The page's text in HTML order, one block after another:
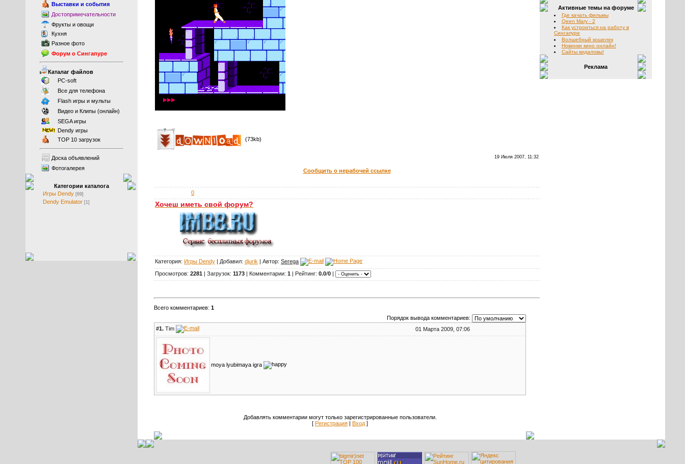
Выставки и события
Достопримечательности
Фрукты и овощи
Кухня
Разное фото
Форум о Сингапуре
Каталаг файлов
PC-soft
Все для телефона
Flash игры и мульты
Видео и Клипы (онлайн)
SEGA игры
Dendy игры
TOP 10 загрузок
Доска объявлений
Фотогалерея
Категории каталога
Игры Dendy [69]
Dendy Emulator [1]
(73kb)
19 Июля 2007, 11:32
Сообщить о нерабочей ссылке
0
Хочеш иметь свой форум?
Категория: Игры Dendy | Добавил: djurik | Автор: Serega
Просмотров: 2281 | Загрузок: 1173 | Комментарии: 1 | Рейтинг: 0.0/0 |
Всего комментариев: 1
Порядок вывода комментариев:
#1. Tim 01 Марта 2009, 07:06
moya lyubimaya igra
Добавлять комментарии могут только зарегистрированные пользователи.
[ Регистрация Вход ]
Активные темы на форуме
Где качать фильмы
Qeen Mary - 2
Как устроиться на работу в
Сингапуре
Волшебный кошелек
Новинки кино онлайн!
Сайты кидаловы!
Реклама